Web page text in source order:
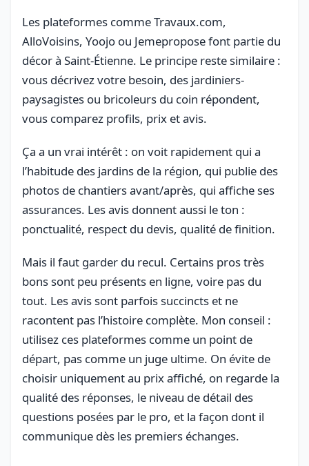
Les plateformes comme Travaux.com,
AlloVoisins, Yoojo ou Jemepropose font partie du
décor à Saint-Étienne. Le principe reste similaire :
vous décrivez votre besoin, des jardiniers-
paysagistes ou bricoleurs du coin répondent,
vous comparez profils, prix et avis.
Ça a un vrai intérêt : on voit rapidement qui a
l’habitude des jardins de la région, qui publie des
photos de chantiers avant/après, qui affiche ses
assurances. Les avis donnent aussi le ton :
ponctualité, respect du devis, qualité de finition.
Mais il faut garder du recul. Certains pros très
bons sont peu présents en ligne, voire pas du
tout. Les avis sont parfois succincts et ne
racontent pas l’histoire complète. Mon conseil :
utilisez ces plateformes comme un point de
départ, pas comme un juge ultime. On évite de
choisir uniquement au prix affiché, on regarde la
qualité des réponses, le niveau de détail des
questions posées par le pro, et la façon dont il
communique dès les premiers échanges.